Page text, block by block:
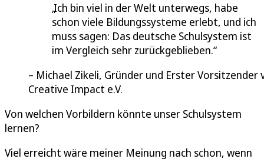
Ich bin viel in der Welt unterwegs, habe
schon viele Bildungssysteme erlebt, und ich
muss sagen: Das deutsche Schulsystem ist
im Vergleich sehr zurückgeblieben.
Michael Zikeli, Gründer und Erster Vorsitzender
Creative Impact e.V.
Von welchen Vorbildern könnte unser Schulsystem
lernen?
Viel erreicht wäre meiner Meinung nach schon, wenn